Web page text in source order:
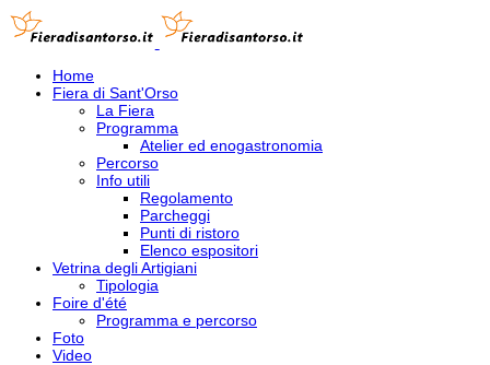
Home
Fiera di Sant'Orso
La Fiera
Programma
Atelier ed enogastronomia
Percorso
Info utili
Regolamento
Parcheggi
Punti di ristoro
Elenco espositori
Vetrina degli Artigiani
Tipologia
Foire d'été
Programma e percorso
Foto
Video